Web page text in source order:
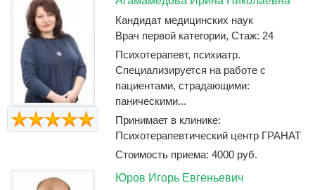
Кандидат медицинских наук
Врач первой категории, Стаж: 24
Психотерапевт, психиатр.
Специализируется на работе с
пациентами, страдающими:
паническими...
Принимает в клинике:
Психотерапевтический центр ГРАНАТ
Стоимость приема: 4000 руб.
Юров Игорь Евгеньевич